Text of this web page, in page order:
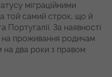
міграційними
той самий строк, що й
Португалії. За наявності
на проживання родичам
на два роки з правом